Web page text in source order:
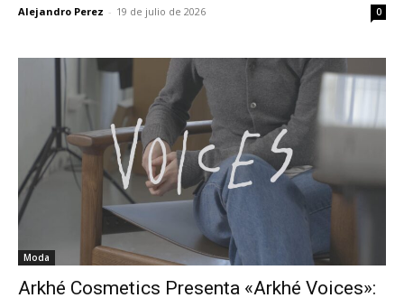
Alejandro Perez - 19 de julio de 2026 0
Moda
Arkhé Cosmetics Presenta «Arkhé Voices»: